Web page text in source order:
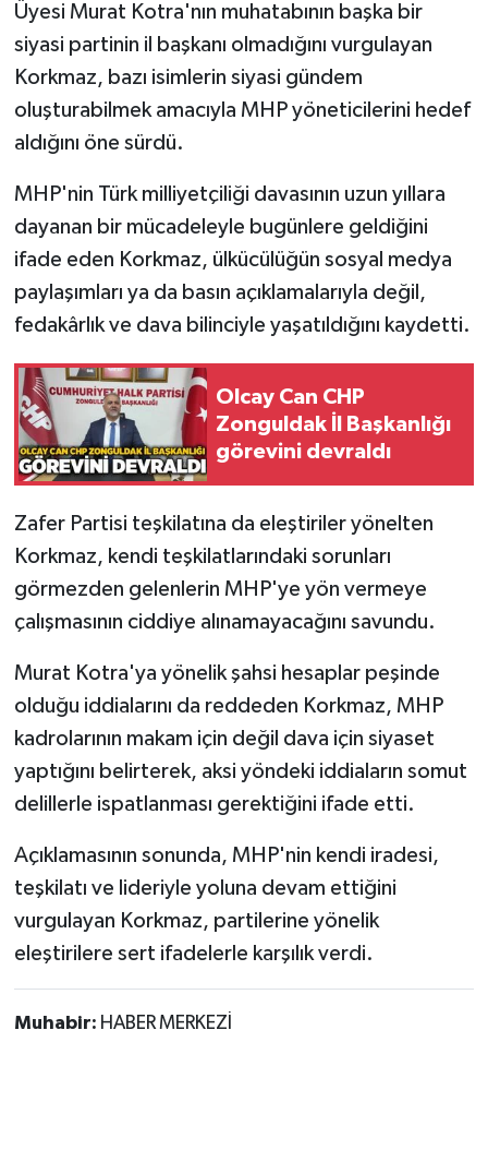
Üyesi Murat Kotra'nın muhatabının başka bir
siyasi partinin il başkanı olmadığını vurgulayan
Korkmaz, bazı isimlerin siyasi gündem
oluşturabilmek amacıyla MHP yöneticilerini hedef
aldığını öne sürdü.
MHP'nin Türk milliyetçiliği davasının uzun yıllara
dayanan bir mücadeleyle bugünlere geldiğini
ifade eden Korkmaz, ülkücülüğün sosyal medya
paylaşımları ya da basın açıklamalarıyla değil,
fedakârlık ve dava bilinciyle yaşatıldığını kaydetti.
Olcay Can CHP
Zonguldak İl Başkanlığı
görevini devraldı
Zafer Partisi teşkilatına da eleştiriler yönelten
Korkmaz, kendi teşkilatlarındaki sorunları
görmezden gelenlerin MHP'ye yön vermeye
çalışmasının ciddiye alınamayacağını savundu.
Murat Kotra'ya yönelik şahsi hesaplar peşinde
olduğu iddialarını da reddeden Korkmaz, MHP
kadrolarının makam için değil dava için siyaset
yaptığını belirterek, aksi yöndeki iddiaların somut
delillerle ispatlanması gerektiğini ifade etti.
Açıklamasının sonunda, MHP'nin kendi iradesi,
teşkilatı ve lideriyle yoluna devam ettiğini
vurgulayan Korkmaz, partilerine yönelik
eleştirilere sert ifadelerle karşılık verdi.
Muhabir: HABER MERKEZİ
MAGAZİN
Politika
Resmi İlan
Röportaj
Sağlık
SİYASET
Ulusal
Yaşam